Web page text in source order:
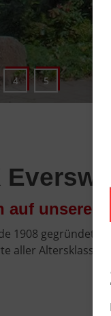
auf unseren
1908 gegründet
aller